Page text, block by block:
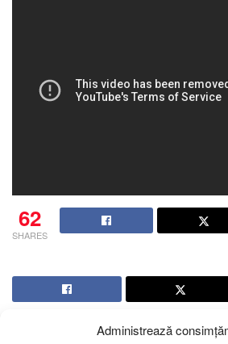
Administrează
62
SHARES